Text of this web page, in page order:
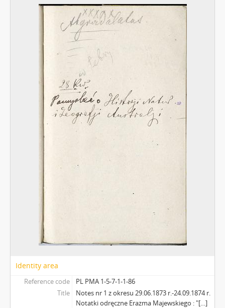
Identity area
Reference code
PL PMA 1-5-7-1-1-86
Title
Notes nr 1 z okresu 29.06.1873 r.-24.09.1874 r.
Notatki odręczne Erazma Majewskiego : "[…]